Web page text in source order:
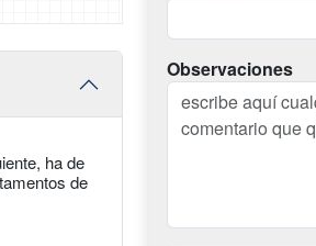
ha de
de
Observaciones